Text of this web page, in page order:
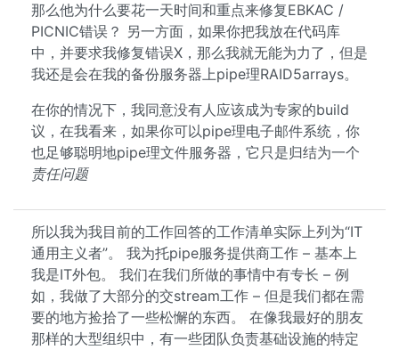
那么他为什么要花一天时间和重点来修复EBKAC /
PICNIC错误？ 另一方面，如果你把我放在代码库
中，并要求我修复错误X，那么我就无能为力了，但是
我还是会在我的备份服务器上pipe理RAID5arrays。
在你的情况下，我同意没有人应该成为专家的build
议，在我看来，如果你可以pipe理电子邮件系统，你
也足够聪明地pipe理文件服务器，它只是归结为一个
责任问题
所以我为我目前的工作回答的工作清单实际上列为“IT
通用主义者”。 我为托pipe服务提供商工作 – 基本上
我是IT外包。 我们在我们所做的事情中有专长 – 例
如，我做了大部分的交stream工作 – 但是我们都在需
要的地方捡拾了一些松懈的东西。 在像我最好的朋友
那样的大型组织中，有一些团队负责基础设施的特定